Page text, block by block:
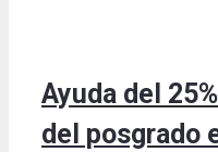
Ayuda del
del posgrado